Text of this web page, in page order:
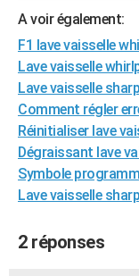
COPAINS D'AVANT
AVIS DE DÉCÈS
FORUM
Bricolage
Lifestyle
Culture
Sport
Auto
Television
Voyage
Cinema
A voir également:
F1 lave vaisselle
Lave vaisselle
Lave vaisselle
Comment régler
Réinitialiser lave
Dégraissant lave
Symbole
Lave vaisselle
2 réponses